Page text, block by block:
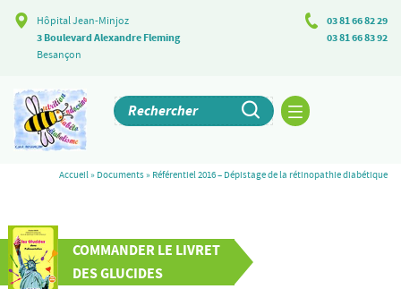
Hôpital Jean-Minjoz
3 Boulevard Alexandre Fleming
Besançon
03 81 66 82 29
03 81 66 83 92
Accueil» Documents» Référentiel 2016 – Dépistage de la rétinopathie diabétique
COMMANDER LE LIVRET
DES GLUCIDES